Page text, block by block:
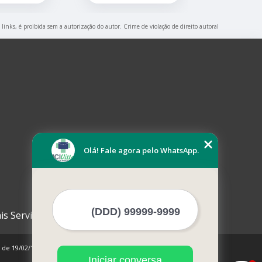
é proibida sem a autorização do autor. Crime de violação de direito autoral
Serviços
19/02/1998)
Olá! Fale agora pelo WhatsApp.